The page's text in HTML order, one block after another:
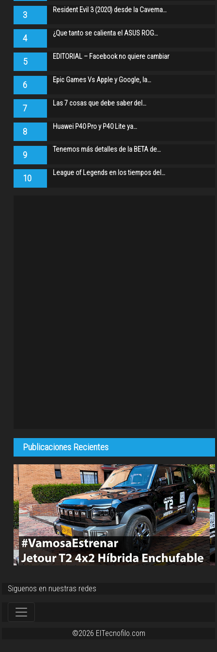
3 Resident Evil 3 (2020) desde la Caverna…
4 ¿Que tanto se calienta el ASUS ROG…
5 EDITORIAL – Facebook no quiere cambiar
6 Epic Games Vs Apple y Google, la…
7 Las 7 cosas que debe saber del…
8 Huawei P40 Pro y P40 Lite ya…
9 Tenemos más detalles de la BETA de…
10 League of Legends en los tiempos del…
Publicaciones Recientes
Siguenos en nuestras redes
©2026 ElTecnofilo.com